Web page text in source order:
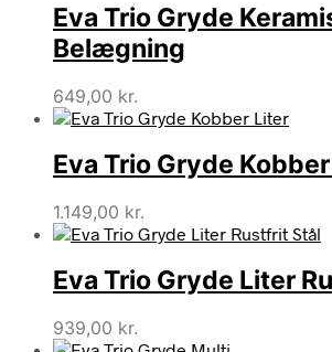
Eva Trio Gryde
Belægning
649,00 kr.
Eva Trio Gryde
1.149,00 kr.
Eva Trio Gryde Liter
939,00 kr.